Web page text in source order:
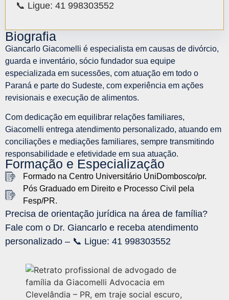
📞 Ligue: 41 998303552
Biografia
Giancarlo Giacomelli é especialista em causas de divórcio,
guarda e inventário, sócio fundador sua equipe
especializada em sucessões, com atuação em todo o
Paraná e parte do Sudeste, com experiência em ações
revisionais e execução de alimentos.
Com dedicação em equilibrar relações familiares,
Giacomelli entrega atendimento personalizado, atuando em
conciliações e mediações familiares, sempre transmitindo
responsabilidade e efetividade em sua atuação.
Formação e Especialização
Formado na Centro Universitário UniDombosco/pr.
Pós Graduado em Direito e Processo Civil pela
Fesp/PR.
Precisa de orientação jurídica na área de família?
Fale com o Dr. Giancarlo e receba atendimento
personalizado – 📞 Ligue: 41 998303552